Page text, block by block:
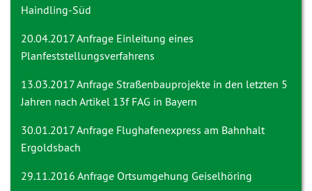
Haindling-Süd
20.04.2017 Anfrage Einleitung eines
Planfeststellungsverfahrens
13.03.2017 Anfrage Straßenbauprojekte in den letzten 5
Jahren nach Artikel 13f FAG in Bayern
30.01.2017 Anfrage Flughafenexpress am Bahnhalt
Ergoldsbach
29.11.2016 Anfrage Ortsumgehung Geiselhöring